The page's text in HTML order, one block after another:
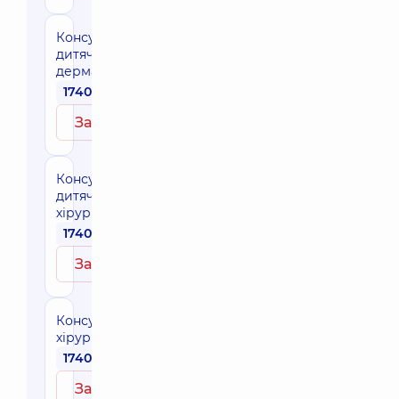
Консультація
дитячого
дерматолога
1740 грн
Записатись
Консультація
дитячого
хірурга
1740 грн
Записатись
Консультація
хірурга
1740 грн
Записатись